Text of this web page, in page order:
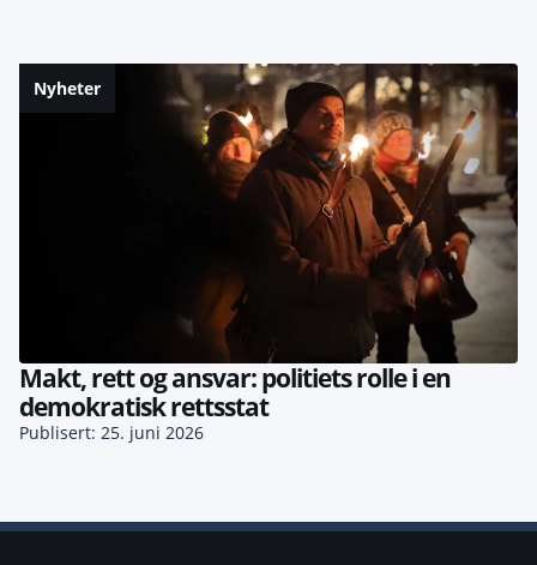
Nyheter
Makt, rett og ansvar: politiets rolle i en
demokratisk rettsstat
Publisert: 25. juni 2026